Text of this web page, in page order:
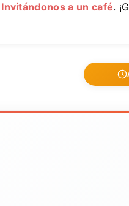
Invitándonos a un café.